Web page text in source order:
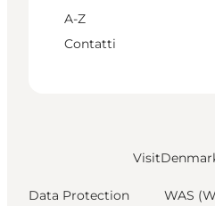
A-Z
Contatti
Data Protection
WAS